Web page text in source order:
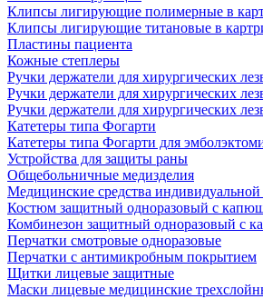
Клипсы лигирующие полимерные в
Клипсы лигирующие титановые в
Пластины пациента
Кожные степлеры
Ручки держатели для хирургических
Ручки держатели для хирургических
Ручки держатели для хирургических
Катетеры типа Фогарти
Катетеры типа Фогарти для
Устройства для защиты раны
Общебольничные медизделия
Медицинские средства
Костюм защитный одноразовый с
Комбинезон защитный одноразовый с
Перчатки смотровые одноразовые
Перчатки с антимикробным покрытием
Щитки лицевые защитные
Маски лицевые медицинские